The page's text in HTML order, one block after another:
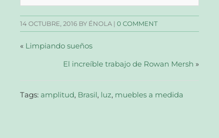
abre
una
ventana
nueva)
abre
una
ventana
nueva)
abre
una
ventana
nueva)
correo
a
un
amigo
ventana
14 OCTUBRE, 2016 BY ÉNOLA |0 COMMENT
« Limpiando sueños
El increíble trabajo de Rowan Mersh »
Tags: amplitud, Brasil, luz, muebles a medida